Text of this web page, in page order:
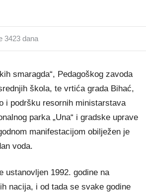
3423 dana
smaragda“, Pedagoškog zavoda
škola, te vrtića grada Bihać,
i podršku resornih ministarstava
parka „Una“ i gradske uprave
manifestacijom obilježen je
voda.
ustanovljen 1992. godine na
nacija, i od tada se svake godine